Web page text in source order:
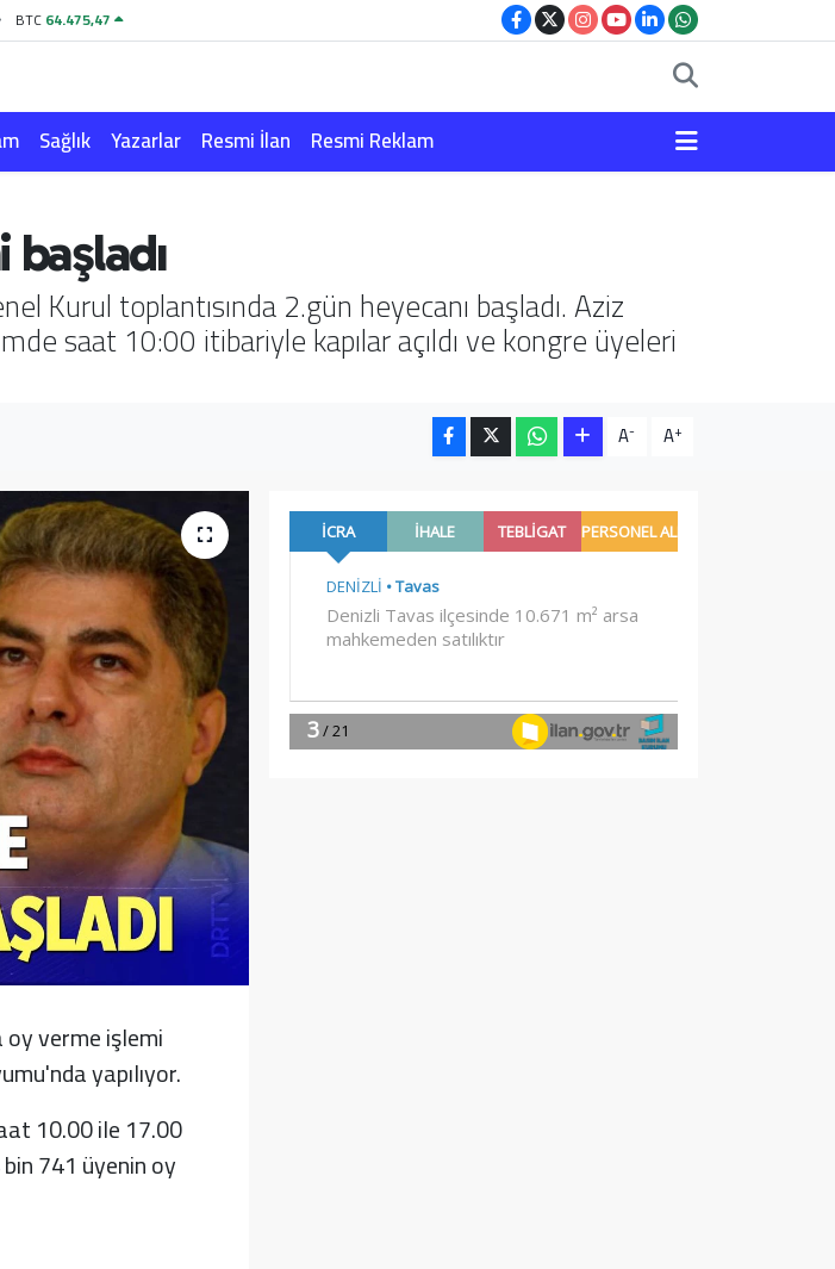
BTC64.475,47
Sağlık Yazarlar Resmi İlan Resmi Reklam
Kurul toplantısında 2.gün heyecanı başladı. Aziz
saat 10:00 itibariyle kapılar açıldı ve kongre üyeleri
A- A+
verme işlemi
yapılıyor.
10.00 ile 17.00
741 üyenin oy